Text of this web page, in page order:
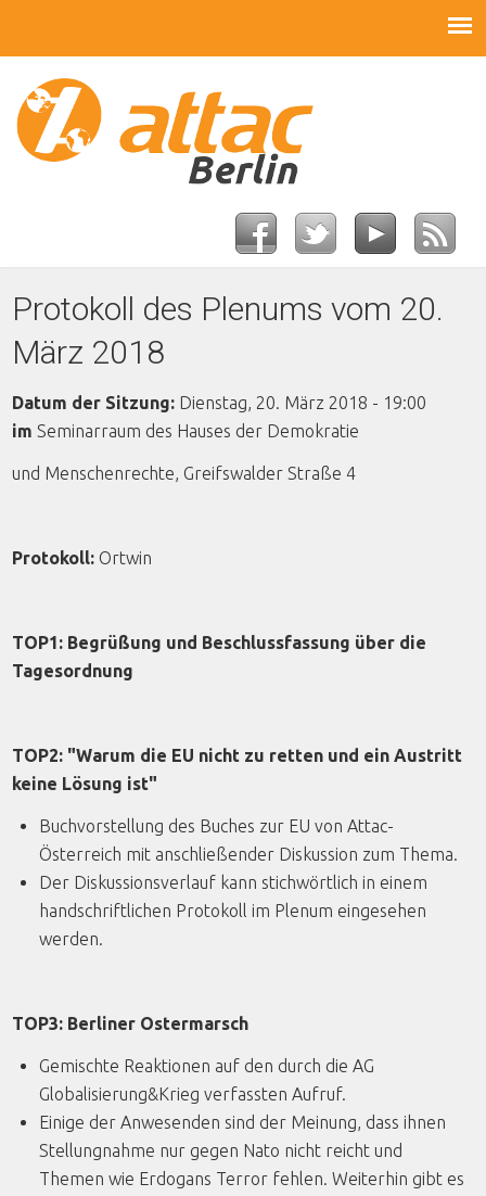
Protokoll des Plenums vom 20.
März 2018
Datum der Sitzung: Dienstag, 20. März 2018 - 19:00
imSeminarraum des Hauses der Demokratie
und Menschenrechte, Greifswalder Straße 4
Protokoll: Ortwin
TOP1: Begrüßung und Beschlussfassung über die
Tagesordnung
TOP2: "Warum die EU nicht zu retten und ein Austritt
keine Lösung ist"
Buchvorstellung des Buches zur EU von Attac-
Österreich mit anschließender Diskussion zum Thema.
Der Diskussionsverlauf kann stichwörtlich in einem
handschriftlichen Protokoll im Plenum eingesehen
werden.
TOP3: Berliner Ostermarsch
Gemischte Reaktionen auf den durch die AG
Globalisierung&Krieg verfassten Aufruf.
Einige der Anwesenden sind der Meinung, dass ihnen
Stellungnahme nur gegen Nato nicht reicht und
Themen wie Erdogans Terror fehlen. Weiterhin gibt es